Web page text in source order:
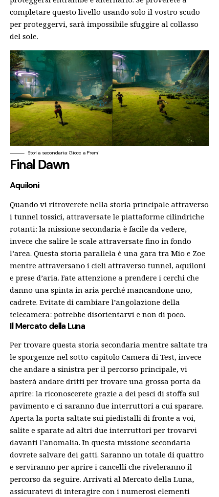
completare questo livello usando solo il vostro scudo
per proteggervi, sarà impossibile sfuggire al collasso
del sole.
Storia secondaria: Gioco a Premi
Final Dawn
Aquiloni
Quando vi ritroverete nella storia principale attraverso
i tunnel tossici, attraversate le piattaforme cilindriche
rotanti: la missione secondaria è facile da vedere,
invece che salire le scale attraversate fino in fondo
l’area. Questa storia parallela è una gara tra Mio e Zoe
mentre attraversano i cieli attraverso tunnel, aquiloni
e prese d’aria. Fate attenzione a prendere i cerchi che
danno una spinta in aria perché mancandone uno,
cadrete. Evitate di cambiare l’angolazione della
telecamera: potrebbe disorientarvi e non di poco.
Il Mercato della Luna
Per trovare questa storia secondaria mentre saltate tra
le sporgenze nel sotto-capitolo Camera di Test, invece
che andare a sinistra per il percorso principale, vi
basterà andare dritti per trovare una grossa porta da
aprire: la riconoscerete grazie a dei pesci di stoffa sul
pavimento e ci saranno due interruttori a cui sparare.
Aperta la porta saltate sui piedistalli di fronte a voi,
salite e sparate ad altri due interruttori per trovarvi
davanti l’anomalia. In questa missione secondaria
dovrete salvare dei gatti. Saranno un totale di quattro
e serviranno per aprire i cancelli che riveleranno il
percorso da seguire. Arrivati al Mercato della Luna,
assicuratevi di interagire con i numerosi elementi